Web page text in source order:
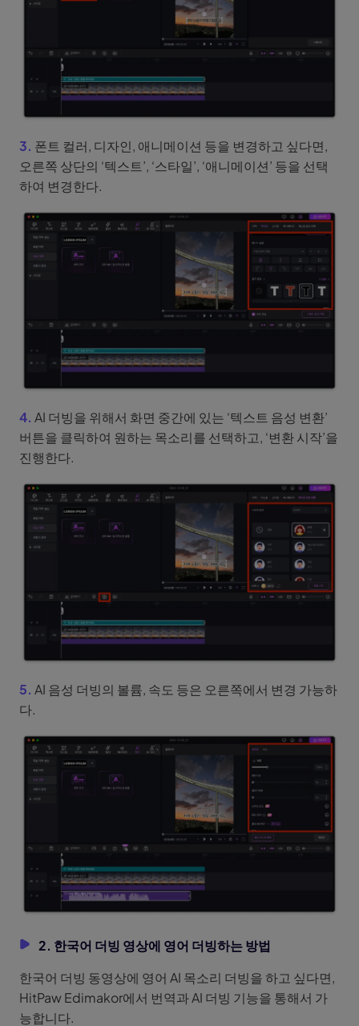
3. 폰트 컬러, 디자인, 애니메이션 등을 변경하고 싶다면,
오른쪽 상단의 ‘텍스트’, ‘스타일’, ‘애니메이션’ 등을 선택
하여 변경한다.
4. AI 더빙을 위해서 화면 중간에 있는 ‘텍스트 음성 변환’
버튼을 클릭하여 원하는 목소리를 선택하고, ‘변환 시작’을
진행한다.
5. AI 음성 더빙의 볼륨, 속도 등은 오른쪽에서 변경 가능하
다.
2. 한국어 더빙 영상에 영어 더빙하는 방법
한국어 더빙 동영상에 영어 AI 목소리 더빙을 하고 싶다면,
HitPaw Edimakor에서 번역과 AI 더빙 기능을 통해서 가
능합니다.